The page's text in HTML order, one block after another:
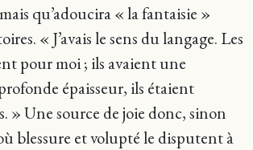
qu’adoucira « la fantaisie »
« J’avais le sens du langage. Les
pour moi ; ils avaient une
épaisseur, ils étaient
» Une source de joie donc, sinon
blessure et volupté le disputent à